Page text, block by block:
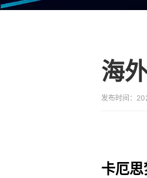
海
发布时间：
卡厄